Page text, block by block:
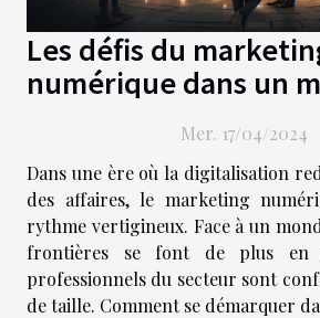
Les défis du
numérique dans un
Mer. 17/04/2024
Dans une ère où la digitalisation
des affaires, le marketing
rythme vertigineux. Face à un
frontières se font de plus en
professionnels du secteur sont
de taille. Comment se démarquer